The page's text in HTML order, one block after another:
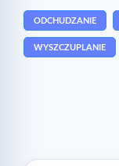
ODCHUDZANIE
WYSZCZUPLANIE